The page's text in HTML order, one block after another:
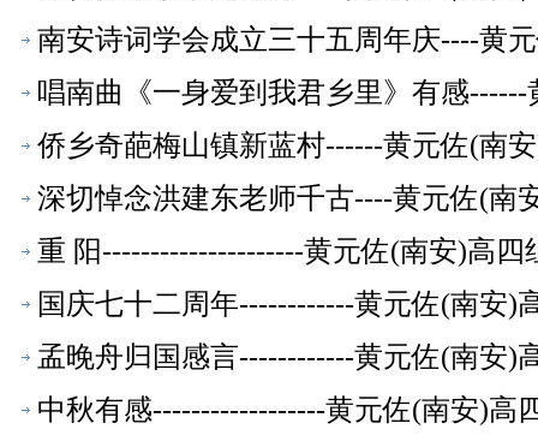
南安诗词学会成立三十五周年庆----黄
萃】
唱南曲《一身爱到我君乡里》有感
萃】
侨乡奇葩梅山镇新蓝村------黄元佐(南
深切悼念洪建东老师千古----黄元佐(南
重 阳---------------------黄元佐(南安)高
国庆七十二周年------------黄元佐(南安)
孟晚舟归国感言------------黄元佐(南安)
中秋有感------------------黄元佐(南安)高